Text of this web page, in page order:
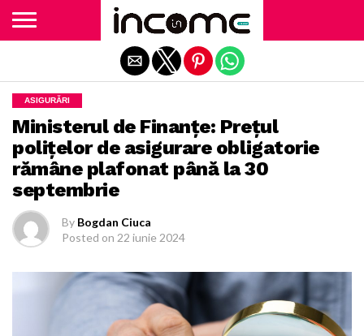
ASIGURĂRI
Ministerul de Finanţe: Preţul
poliţelor de asigurare obligatorie
rămâne plafonat până la 30
septembrie
By Bogdan Ciuca
Posted on 22 iunie 2024
Exit mobile version